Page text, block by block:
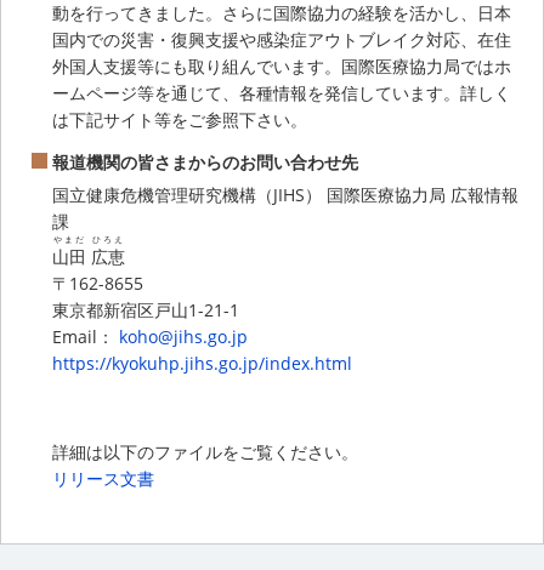
動を行ってきました。さらに国際協力の経験を活かし、日本
国内での災害・復興支援や感染症アウトブレイク対応、在住
外国人支援等にも取り組んでいます。国際医療協力局ではホ
ームページ等を通じて、各種情報を発信しています。詳しく
は下記サイト等をご参照下さい。
報道機関の皆さまからのお問い合わせ先
国立健康危機管理研究機構（JIHS） 国際医療協力局 広報情報
課
山田
やまだ
広恵
ひろえ
〒162-8655
東京都新宿区戸山1-21-1
Email： koho@jihs.go.jp
https://kyokuhp.jihs.go.jp/index.html
詳細は以下のファイルをご覧ください。
リリース文書